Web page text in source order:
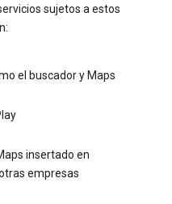
sujetos a estos
el buscador y Maps
insertado en
empresas